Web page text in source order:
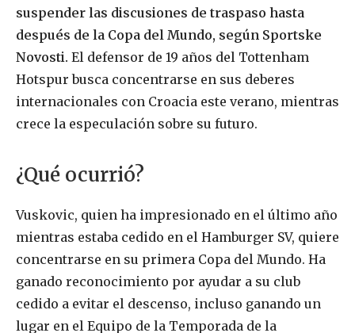
suspender las discusiones de traspaso hasta
después de la Copa del Mundo, según Sportske
Novosti. El defensor de 19 años del Tottenham
Hotspur busca concentrarse en sus deberes
internacionales con Croacia este verano, mientras
crece la especulación sobre su futuro.
¿Qué ocurrió?
Vuskovic, quien ha impresionado en el último año
mientras estaba cedido en el Hamburger SV, quiere
concentrarse en su primera Copa del Mundo. Ha
ganado reconocimiento por ayudar a su club
cedido a evitar el descenso, incluso ganando un
lugar en el Equipo de la Temporada de la